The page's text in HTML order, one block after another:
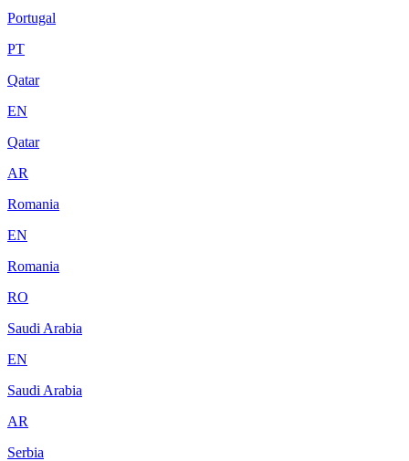
Portugal
PT
Qatar
EN
Qatar
AR
Romania
EN
Romania
RO
Saudi Arabia
EN
Saudi Arabia
AR
Serbia